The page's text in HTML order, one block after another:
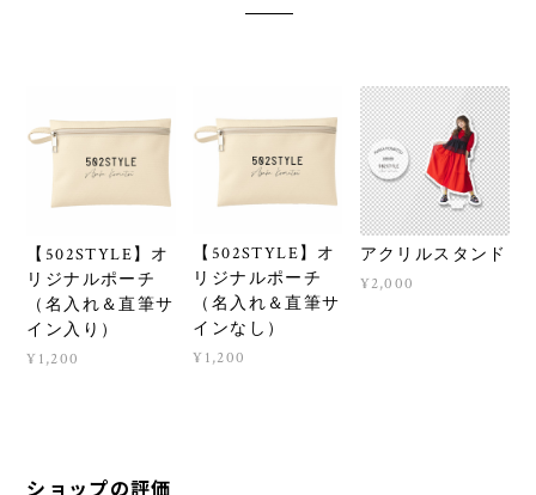
【502STYLE】オ
リジナルポーチ
（名入れ＆直筆サ
イン入り）
¥1,200
【502STYLE】オ
リジナルポーチ
（名入れ＆直筆サ
インなし）
¥1,200
アクリルスタンド
¥2,000